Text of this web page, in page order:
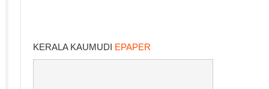
KERALA KAUMUDI EPAPER